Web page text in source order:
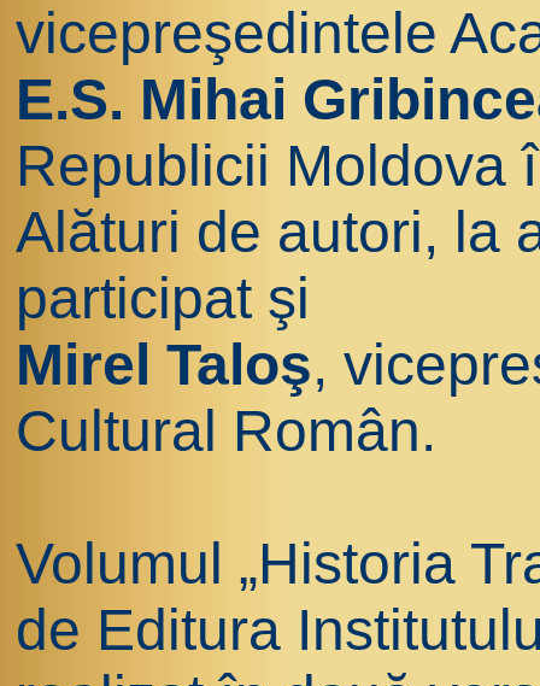
vicepreşedintele
E.S. Mihai
Republicii Moldova
Alături de autori, la
participat şi
Mirel Taloş,
Cultural Român.
Volumul „Historia
de Editura